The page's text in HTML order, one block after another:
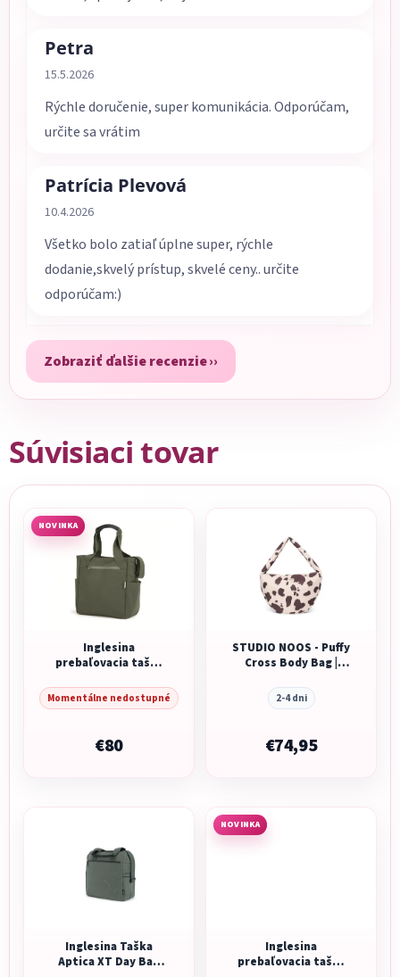
Petra
Hodnotenie obchodu je 5 z 5 hviezdičiek.
15.5.2026
Rýchle doručenie, super komunikácia. Odporúčam,
určite sa vrátim
Patrícia Plevová
Hodnotenie obchodu je 5 z 5 hviezdičiek.
10.4.2026
Všetko bolo zatiaľ úplne super, rýchle
dodanie,skvelý prístup, skvelé ceny.. určite
odporúčam:)
Zobraziť ďalšie recenzie
Súvisiaci tovar
NOVINKA
Inglesina
prebaľovacia taška
Momentálne nedostupné
€80
STUDIO NOOS - Puffy
Cross Body Bag |
2-4 dni
€74,95
Inglesina Taška
Aptica XT Day Bag
NOVINKA
Inglesina
prebaľovacia taška